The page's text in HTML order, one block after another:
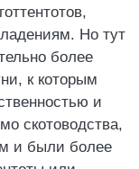
Но тут
более
к которым
и
скотоводства,
и были более